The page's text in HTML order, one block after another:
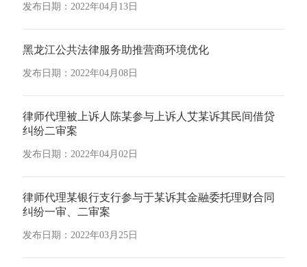
发布日期：2022年04月13日
黑龙江公共法律服务助推营商环境优化
发布日期：2022年04月08日
律师代理被上诉人陈某参与上诉人艾某诉其民间借贷
纠纷二审案
发布日期：2022年04月02日
律师代理某银行支行参与于某诉其金融委托理财合同
纠纷一审、二审案
发布日期：2022年03月25日